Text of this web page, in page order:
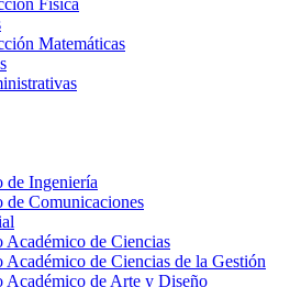
Física
Matemáticas
de Ingeniería
de Comunicaciones
Académico de Ciencias
Académico de Ciencias de la Gestión
Académico de Arte y Diseño